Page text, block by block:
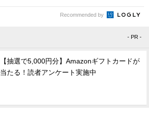
Recommended by
- PR -
【抽選で5,000円分】Amazonギフトカードが
当たる！読者アンケート実施中